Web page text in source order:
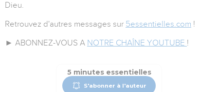
Dieu.
Retrouvez d'autres messages sur 5essentielles.com !
► ABONNEZ-VOUS A NOTRE CHAÎNE YOUTUBE !
5 minutes essentielles
S'abonner à l'auteur